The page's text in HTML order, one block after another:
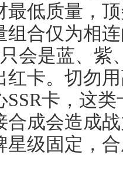
最低质量，
组合仅为相
会是蓝、紫
红卡。切勿
卡，这
合成会造成
星级固定，